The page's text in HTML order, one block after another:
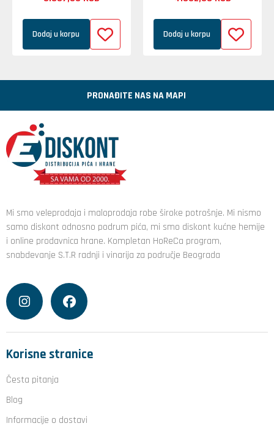
Dodaj u korpu Dodaj u korpu
PRONAĐITE NAS NA MAPI
Mi smo veleprodaja i maloprodaja robe široke potrošnje. Mi nismo
samo diskont odnosno podrum pića, mi smo diskont kućne hemije
i online prodavnica hrane. Kompletan HoReCa program,
snabdevanje S.T.R radnji i vinarija za područje Beograda
Korisne stranice
Česta pitanja
Blog
Informacije o dostavi